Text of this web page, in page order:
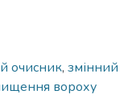
очисник, змінний
вороху